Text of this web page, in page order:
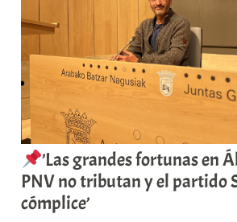
’Las grandes fortunas en
PNV no tributan y el partido
cómplice’